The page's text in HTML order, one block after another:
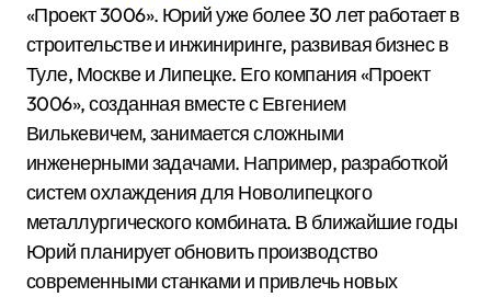
«Проект 3006». Юрий уже более 30 лет работает в
строительстве и инжиниринге, развивая бизнес в
Туле, Москве и Липецке. Его компания «Проект
3006», созданная вместе с Евгением
Вилькевичем, занимается сложными
инженерными задачами. Например, разработкой
систем охлаждения для Новолипецкого
металлургического комбината. В ближайшие годы
Юрий планирует обновить производство
современными станками и привлечь новых